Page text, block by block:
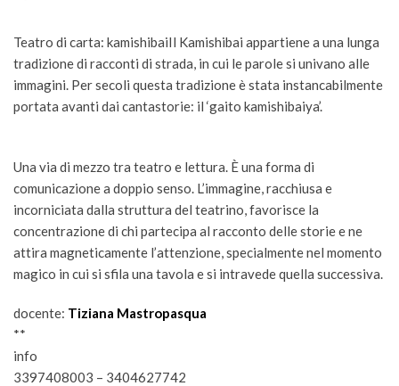
Teatro di carta: kamishibaiIl Kamishibai appartiene a una lunga
tradizione di racconti di strada, in cui le parole si univano alle
immagini. Per secoli questa tradizione è stata instancabilmente
portata avanti dai cantastorie: il ‘gaito kamishibaiya’.
Una via di mezzo tra teatro e lettura. È una forma di
comunicazione a doppio senso. L’immagine, racchiusa e
incorniciata dalla struttura del teatrino, favorisce la
concentrazione di chi partecipa al racconto delle storie e ne
attira magneticamente l’attenzione, specialmente nel momento
magico in cui si sfila una tavola e si intravede quella successiva.
docente: Tiziana Mastropasqua
**
info
3397408003 – 3404627742